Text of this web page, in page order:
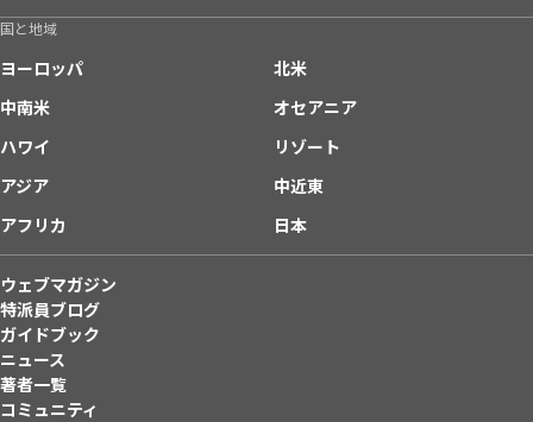
国と地域
ヨーロッパ
北米
中南米
オセアニア
ハワイ
リゾート
アジア
中近東
アフリカ
日本
ウェブマガジン
特派員ブログ
ガイドブック
ニュース
著者一覧
コミュニティ